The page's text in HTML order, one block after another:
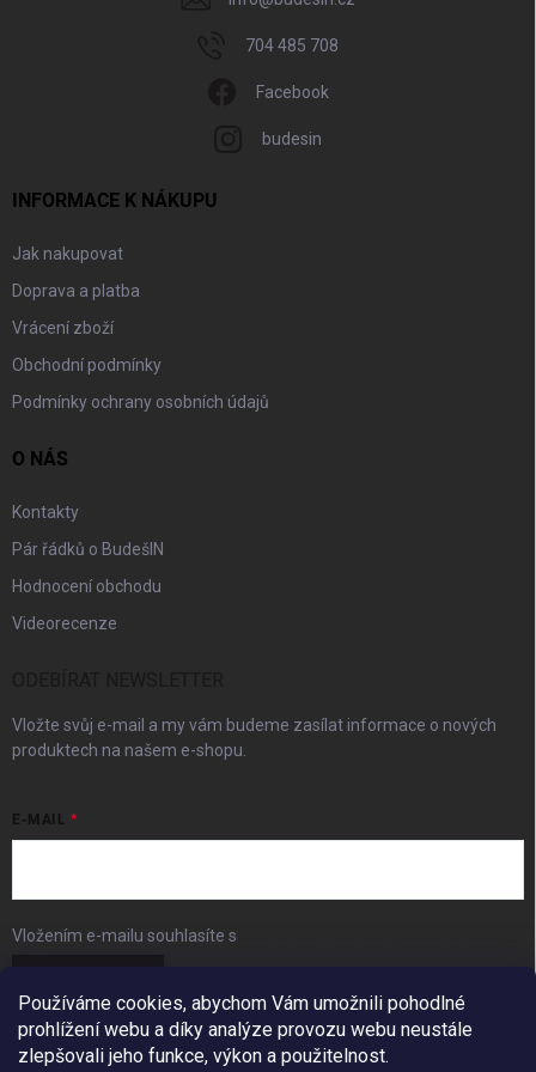
Používáme cookies, abychom Vám umožnili pohodlné
prohlížení webu a díky analýze provozu webu neustále
zlepšovali jeho funkce, výkon a použitelnost.
704 485 708
Facebook
budesin
INFORMACE K NÁKUPU
Jak nakupovat
Doprava a platba
Vrácení zboží
Obchodní podmínky
Podmínky ochrany osobních údajů
O NÁS
Kontakty
Pár řádků o BudešIN
Hodnocení obchodu
Videorecenze
Vložte svůj e-mail a my vám budeme zasílat informace o nových
produktech na našem e-shopu.
E-MAIL
Vložením e-mailu souhlasíte s
FACEBOOK